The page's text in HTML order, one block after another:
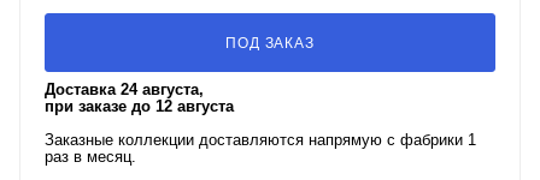
ПОД ЗАКАЗ
Доставка 24 августа,
при заказе до 12 августа
Заказные коллекции доставляются напрямую с фабрики 1
раз в месяц.